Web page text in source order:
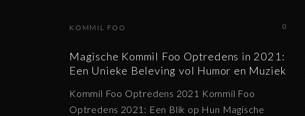
0
KOMMIL FOO
Magische Kommil Foo Optredens in 2021:
Een Unieke Beleving vol Humor en Muziek
Kommil Foo Optredens 2021 Kommil Foo
Optredens 2021: Een Blik op Hun Magische